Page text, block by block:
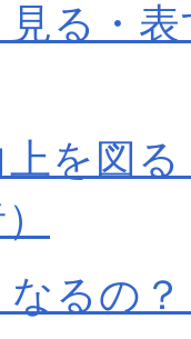
る・
上を図
るの